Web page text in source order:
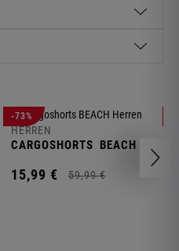
-73%
HERREN
CARGOSHORTS BEACH
15,99 € 59,99 €